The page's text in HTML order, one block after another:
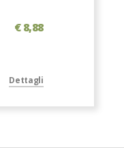
€ 8,88
Dettagli